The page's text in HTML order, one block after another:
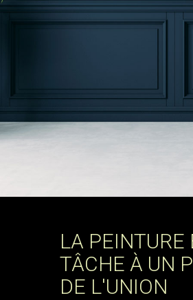
LA PEINTURE
TÂCHE À UN
DE L'UNION